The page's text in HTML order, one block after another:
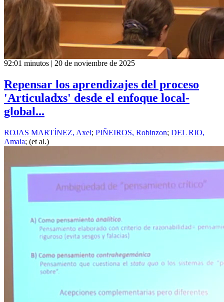
92:01 minutos | 20 de noviembre de 2025
Repensar los aprendizajes del proceso
'Articuladxs' desde el enfoque local-
global...
ROJAS MARTÍNEZ, Axel; PIÑEIROS, Robinzon; DEL RIO,
Amaia; (et al.)